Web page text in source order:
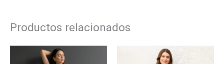
Productos relacionados